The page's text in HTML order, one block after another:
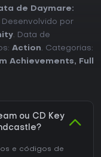
de Daymare:
por
. Data de
Action. Categorias:
Achievements,
Full
ou CD Key
e códigos de